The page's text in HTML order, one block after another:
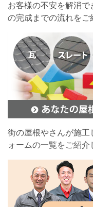
お客様の不安を解消
の完成までの流れをご
街の屋根やさんが施工
ォームの一覧をご紹介